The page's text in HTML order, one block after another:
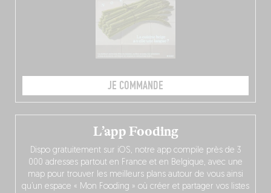
JE COMMANDE
L’app Fooding
Dispo gratuitement sur iOS, notre app compile près de 3
000 adresses partout en France et en Belgique, avec une
map pour trouver les meilleurs plans autour de vous ainsi
qu’un espace « Mon Fooding » où créer et partager vos listes